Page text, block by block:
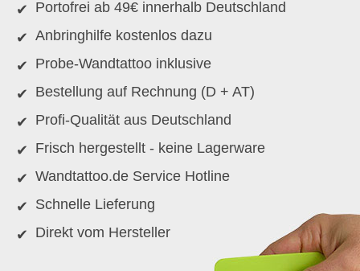
Portofrei ab 49€ innerhalb Deutschland
Anbringhilfe kostenlos dazu
Probe-Wandtattoo inklusive
Bestellung auf Rechnung (D + AT)
Profi-Qualität aus Deutschland
Frisch hergestellt - keine Lagerware
Wandtattoo.de Service Hotline
Schnelle Lieferung
Direkt vom Hersteller